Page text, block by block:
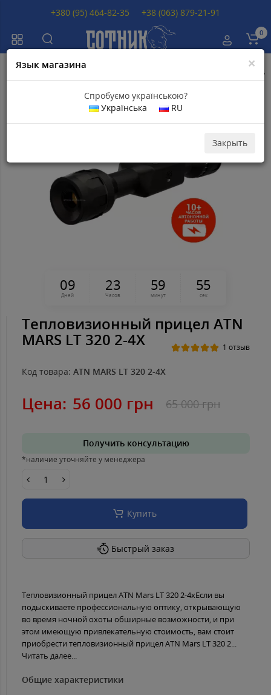
0
Тепловизионные прицелы ATN
×
Язык магазина
Спробуємо українською?
Українська
RU
Закрыть
Популярный
09
Дней
23
Часов
59
минут
54
сек
Тепловизионный прицел ATN
MARS LT 320 2-4X 1 отзыв
Код товара: ATN MARS LT 320 2-4X
Цена: 56 000 грн 65 000 грн
Получить консультацию
*наличие уточняйте у менеджера
Купить
Быстрый заказ
Тепловизионный прицел ATN Mars LT 320 2-4xЕсли вы
подыскиваете профессиональную оптику, открывающую
во время ночной охоты обширные возможности, и при
этом имеющую привлекательную стоимость, вам стоит
приобрести тепловизионный прицел ATN Mars LT 320 2...
Читать далее...
Общие характеристики
+380 (95) 464-82-35 +38 (063) 879-21-91